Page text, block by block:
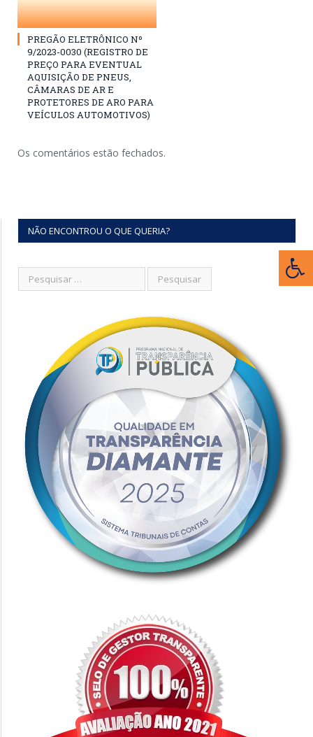
PREGÃO ELETRÔNICO Nº
9/2023-0030 (REGISTRO DE
PREÇO PARA EVENTUAL
AQUISIÇÃO DE PNEUS,
CÂMARAS DE AR E
PROTETORES DE ARO PARA
VEÍCULOS AUTOMOTIVOS)
Os comentários estão fechados.
NÃO ENCONTROU O QUE QUERIA?